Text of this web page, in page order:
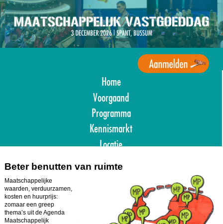
Overslaan
en
naar
de
inhoud
gaan
Home
Voorgaand
Programma
Kennismarkt
Locatie
Aanmelden
Beter benutten van ruimte
Maatschappelijke
waarden, verduurzamen,
kosten en huurprijs:
zomaar een greep
thema’s uit de Agenda
Maatschappelijk